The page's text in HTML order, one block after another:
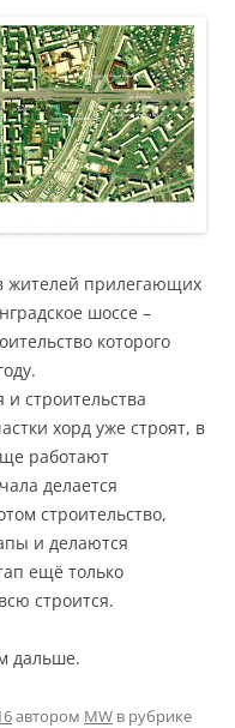
жителей прилегающих
шоссе –
которого
строительства
хорд уже строят, в
работают
делается
строительство,
и делаются
ещё только
строится.
дальше.
автором MW в рубрике